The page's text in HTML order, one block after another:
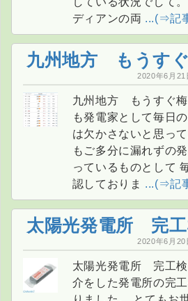
ディアンの両 ...(⇒記
九州地方 もうすぐ
2020年6月21
九州地方 もうすぐ梅雨
も発電家として毎日
は欠かさないと思って
もご多分に漏れずの
っているものとして 毎日天気予報を確
認しておりま ...(⇒記
太陽光発電所 完
2020年6月20
太陽光発電所 完工検査 お客
介をした発電所の完